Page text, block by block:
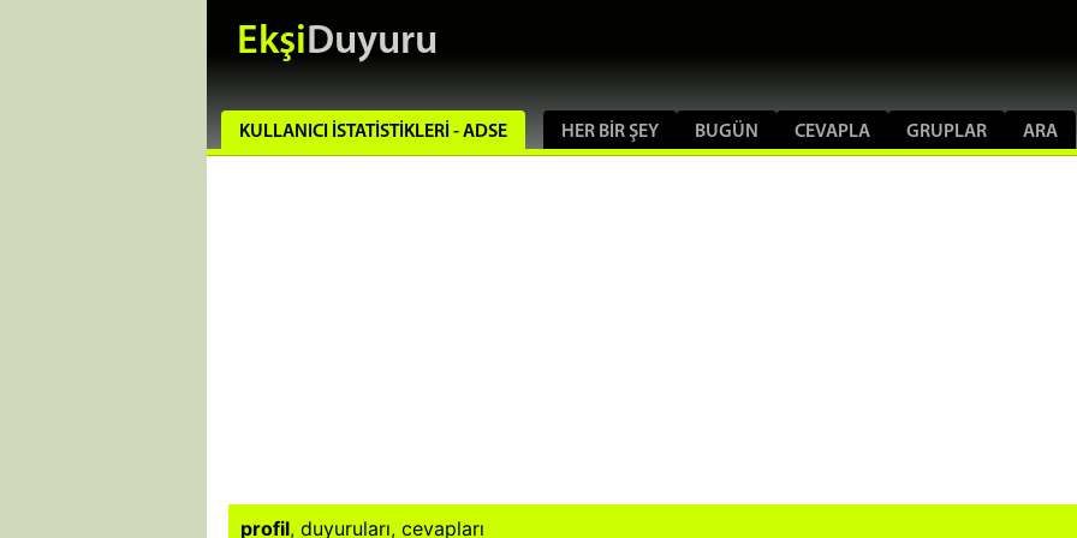
EkşiDuyuru
KULLANICI İSTATISTIKLERI - ADSE HER BIR ŞEY BUGÜN CEVAPLA GRUPLAR ARA
profil, duyuruları, cevapları